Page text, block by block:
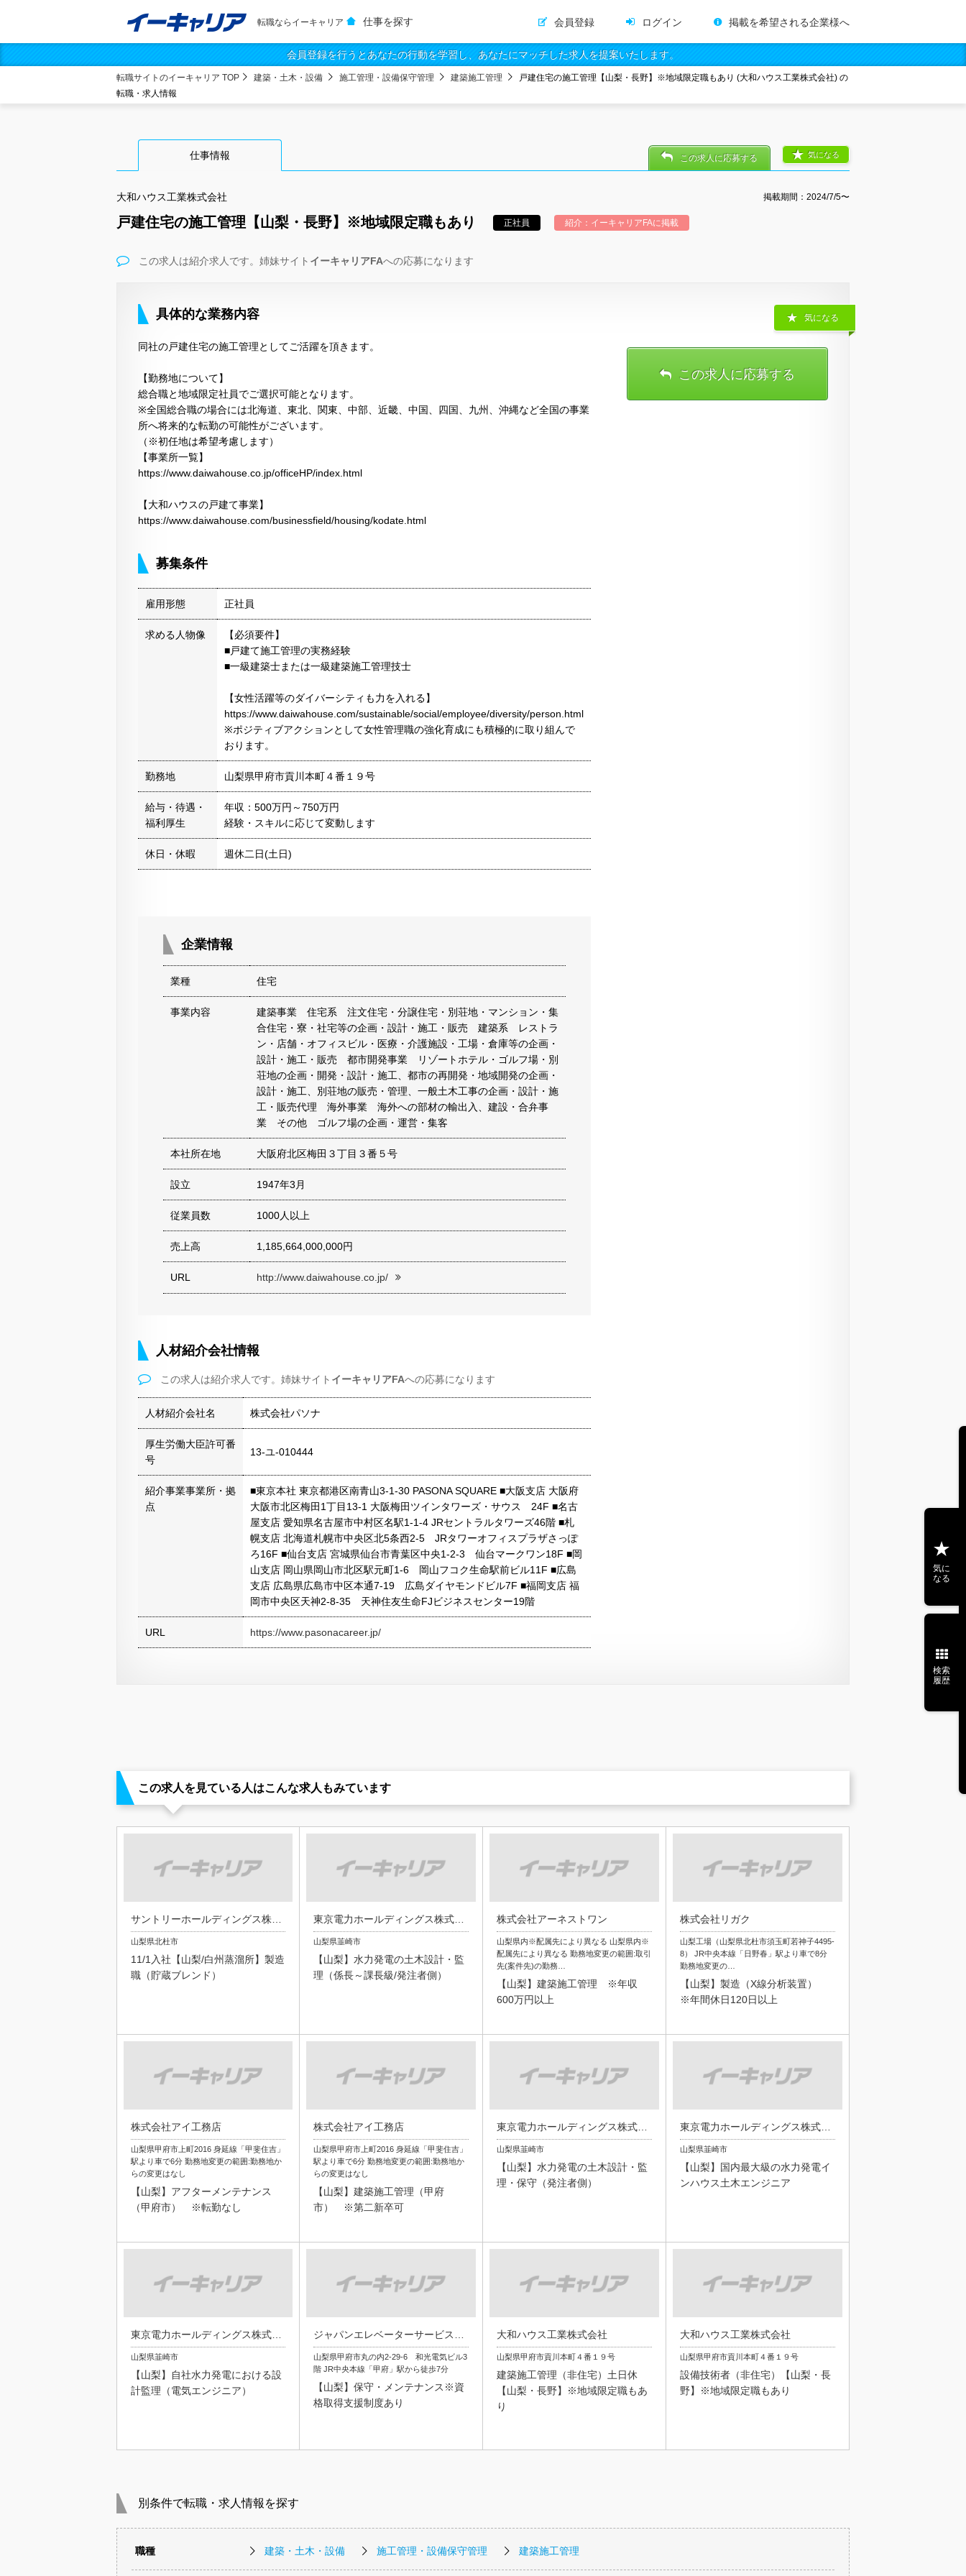
転職ならイーキャリア 仕事を探す 会員登録 ログイン 掲載を希望される企業様へ
会員登録を行うとあなたの行動を学習し、あなたにマッチした求人を提案いたします。
転職サイトのイーキャリア TOP 建築・土木・設備 施工管理・設備保守管理 建築施工管理
戸建住宅の施工管理【山梨・長野】※地域限定職もあり (大和ハウス工業株式会社) の
転職・求人情報
仕事情報
大和ハウス工業株式会社 掲載期間：2024/7/5〜
戸建住宅の施工管理【山梨・長野】※地域限定職もあり 正社員 紹介：イーキャリアFAに掲載
気になる
この求人に応募する
この求人は紹介求人です。姉妹サイト イーキャリアFAへの応募になります
具体的な業務内容
同社の戸建住宅の施工管理としてご活躍を頂きます。
【勤務地について】
総合職と地域限定社員でご選択可能となります。
※全国総合職の場合には北海道、東北、関東、中部、近畿、中国、四国、九州、沖縄など全国の事業
所へ将来的な転勤の可能性がございます。
（※初任地は希望考慮します）
【事業所一覧】
https://www.daiwahouse.co.jp/officeHP/index.html
【大和ハウスの戸建て事業】
https://www.daiwahouse.com/businessfield/housing/kodate.html
募集条件
雇用形態 正社員
求める人物像
【必須要件】
■戸建て施工管理の実務経験
■一級建築士または一級建築施工管理技士
【女性活躍等のダイバーシティも力を入れる】
https://www.daiwahouse.com/sustainable/social/employee/diversity/person.html
※ポジティブアクションとして女性管理職の強化育成にも積極的に取り組んで
おります。
勤務地 山梨県甲府市貢川本町４番１９号
給与・待遇・
福利厚生
年収：500万円～750万円
経験・スキルに応じて変動します
休日・休暇 週休二日(土日)
企業情報
業種 住宅
事業内容
建築事業 住宅系 注文住宅・分譲住宅・別荘地・マンション・集
合住宅・寮・社宅等の企画・設計・施工・販売 建築系 レストラ
ン・店舗・オフィスビル・医療・介護施設・工場・倉庫等の企画・
設計・施工・販売 都市開発事業 リゾートホテル・ゴルフ場・別
荘地の企画・開発・設計・施工、都市の再開発・地域開発の企画・
設計・施工、別荘地の販売・管理、一般土木工事の企画・設計・施
工・販売代理 海外事業 海外への部材の輸出入、建設・合弁事
業 その他 ゴルフ場の企画・運営・集客
本社所在地 大阪府北区梅田３丁目３番５号
設立 1947年3月
従業員数 1000人以上
売上高 1,185,664,000,000円
URL http://www.daiwahouse.co.jp/
人材紹介会社情報
この求人は紹介求人です。姉妹サイト イーキャリアFAへの応募になります
人材紹介会社名 株式会社パソナ
厚生労働大臣許可番
号
13-ユ-010444
紹介事業事業所・拠
点
■東京本社 東京都港区南青山3-1-30 PASONA SQUARE ■大阪支店 大阪府
大阪市北区梅田1丁目13-1 大阪梅田ツインタワーズ・サウス 24F ■名古
屋支店 愛知県名古屋市中村区名駅1-1-4 JRセントラルタワーズ46階 ■札
幌支店 北海道札幌市中央区北5条西2-5 JRタワーオフィスプラザさっぽ
ろ16F ■仙台支店 宮城県仙台市青葉区中央1-2-3 仙台マークワン18F ■岡
山支店 岡山県岡山市北区駅元町1-6 岡山フコク生命駅前ビル11F ■広島
支店 広島県広島市中区本通7-19 広島ダイヤモンドビル7F ■福岡支店 福
岡市中央区天神2-8-35 天神住友生命FJビジネスセンター19階
URL https://www.pasonacareer.jp/
気になる
この求人に応募する
この求人を見ている人はこんな求人もみています
サントリーホールディングス株式会社
山梨県北杜市
11/1入社【山梨/白州蒸溜所】製造
職（貯蔵ブレンド）
東京電力ホールディングス株式会社
山梨県韮崎市
【山梨】水力発電の土木設計・監
理（係長～課長級/発注者側）
株式会社アーネストワン
山梨県内※配属先により異なる 山梨県内※
配属先により異なる 勤務地変更の範囲:取引
先(案件先)の勤務…
【山梨】建築施工管理 ※年収
600万円以上
株式会社リガク
山梨工場（山梨県北杜市須玉町若神子4495-
8） JR中央本線「日野春」駅より車で8分
勤務地変更の…
【山梨】製造（X線分析装置）
※年間休日120日以上
株式会社アイ工務店
山梨県甲府市上町2016 身延線「甲斐住吉」
駅より車で6分 勤務地変更の範囲:勤務地か
らの変更はなし
【山梨】アフターメンテナンス
（甲府市） ※転勤なし
株式会社アイ工務店
山梨県甲府市上町2016 身延線「甲斐住吉」
駅より車で6分 勤務地変更の範囲:勤務地か
らの変更はなし
【山梨】建築施工管理（甲府
市） ※第二新卒可
東京電力ホールディングス株式会社
山梨県韮崎市
【山梨】水力発電の土木設計・監
理・保守（発注者側）
東京電力ホールディングス株式会社
山梨県韮崎市
【山梨】国内最大級の水力発電イ
ンハウス土木エンジニア
東京電力ホールディングス株式会社
山梨県韮崎市
【山梨】自社水力発電における設
計監理（電気エンジニア）
ジャパンエレベーターサービスホールディングス株式会社
山梨県甲府市丸の内2-29-6 和光電気ビル3
階 JR中央本線「甲府」駅から徒歩7分
【山梨】保守・メンテナンス※資
格取得支援制度あり
大和ハウス工業株式会社
山梨県甲府市貢川本町４番１９号
建築施工管理（非住宅）土日休
【山梨・長野】※地域限定職もあ
り
大和ハウス工業株式会社
山梨県甲府市貢川本町４番１９号
設備技術者（非住宅）【山梨・長
野】※地域限定職もあり
別条件で転職・求人情報を探す
職種 建築・土木・設備 施工管理・設備保守管理 建築施工管理
気に
なる
検索
履歴